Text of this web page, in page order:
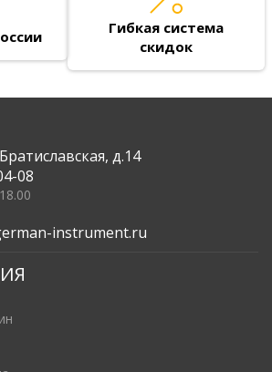
Гибкая система
скидок
д.14
08
instrument.ru